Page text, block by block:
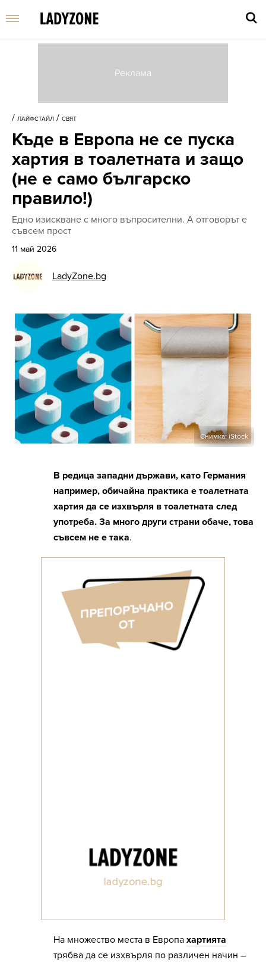
Enter
/ ЛАЙФСТАЙЛ / СВЯТ
Къде в Европа не се пуска
хартия в тоалетната и защо
(не е само българско
правило!)
Едно изискване с много въпросителни. А отговорът е
съвсем прост
11 май 2026
LadyZone.bg
Снимка: iStock
В редица западни държави, като Германия
например, обичайна практика е тоалетната
хартия да се изхвърля в тоалетната след
употреба. За много други страни обаче, това
съвсем не е така.
На множество места в Европа хартията
трябва да се изхвърля по различен начин –